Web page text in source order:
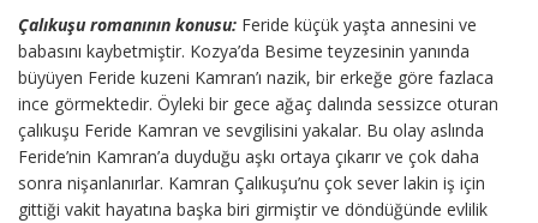
Çalıkuşu romanının konusu: Feride küçük yaşta annesini ve
babasını kaybetmiştir. Kozya’da Besime teyzesinin yanında
büyüyen Feride kuzeni Kamran’ı nazik, bir erkeğe göre fazlaca
ince görmektedir. Öyleki bir gece ağaç dalında sessizce oturan
çalıkuşu Feride Kamran ve sevgilisini yakalar. Bu olay aslında
Feride’nin Kamran’a duyduğu aşkı ortaya çıkarır ve çok daha
sonra nişanlanırlar. Kamran Çalıkuşu’nu çok sever lakin iş için
gittiği vakit hayatına başka biri girmiştir ve döndüğünde evlilik